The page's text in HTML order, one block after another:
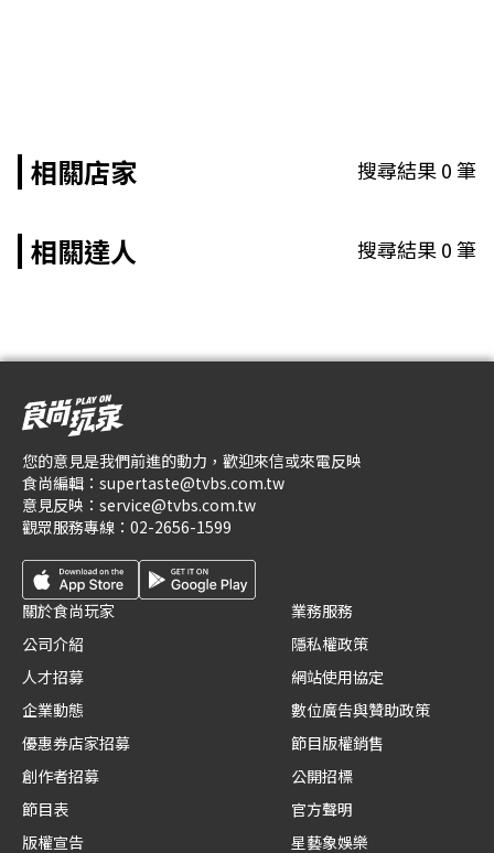
相關店家 搜尋結果0筆
相關達人 搜尋結果0筆
您的意見是我們前進的動力，歡迎來信或來電反映
食尚編輯： supertaste@tvbs.com.tw
意見反映： service@tvbs.com.tw
觀眾服務專線： 02-2656-1599
關於食尚玩家
公司介紹
人才招募
企業動態
優惠券店家招募
創作者招募
節目表
版權宣告
業務服務
隱私權政策
網站使用協定
數位廣告與贊助政策
節目版權銷售
公開招標
官方聲明
星藝象娛樂